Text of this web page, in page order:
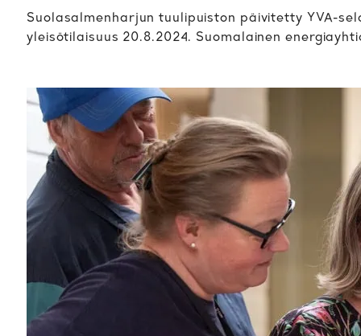
Suolasalmenharjun tuulipuiston päivitetty YVA-
yleisötilaisuus 20.8.2024. Suomalainen